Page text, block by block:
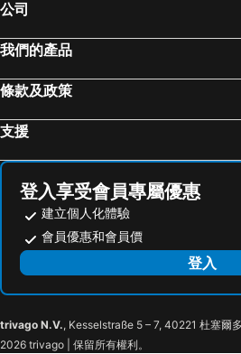
深圳福朋喜來登酒店
MK 酒店
Casa Hotel
Wyndham Grand Shenzhen
尚豪
Novotel Hong Kong Citygate
銀景度假中心
深圳加來酒店
Jiduo Hotel Convention and Exhibition Center Branch
Hotel
東門步行街
越秀區
中環
羅湖口岸
Tsing Yi Metro Station
天河
九龍城
番禺區
朗豪坊
荔灣區
世界
Siu Hong Metro Station
黃金
公司
我們的產品
條款及政策
支援
登入享受會員專屬優惠
建立個人化體驗
會員優惠和會員價
登入
trivago N.V., Kesselstraße 5 – 7, 40221 杜塞爾
2026 trivago | 保留所有權利。